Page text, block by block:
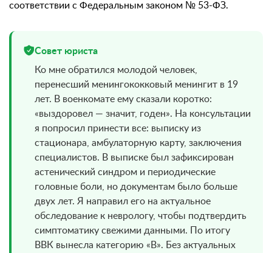
соответствии с Федеральным законом № 53-ФЗ.
Совет юриста
Ко мне обратился молодой человек,
перенесший менингококковый менингит в 19
лет. В военкомате ему сказали коротко:
«выздоровел — значит, годен». На консультации
я попросил принести все: выписку из
стационара, амбулаторную карту, заключения
специалистов. В выписке был зафиксирован
астенический синдром и периодические
головные боли, но документам было больше
двух лет. Я направил его на актуальное
обследование к неврологу, чтобы подтвердить
симптоматику свежими данными. По итогу
ВВК вынесла категорию «В». Без актуальных